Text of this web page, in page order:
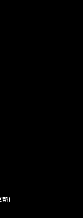
新)